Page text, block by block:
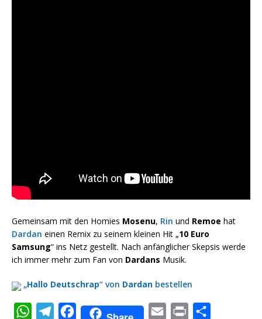
Gemeinsam mit den Homies Mosenu, Rin und Remoe hat
Dardan einen Remix zu seinem kleinen Hit „10 Euro
Samsung“ ins Netz gestellt. Nach anfänglicher Skepsis werde
ich immer mehr zum Fan von Dardans Musik.
„Hallo Deutschrap“ von Dardan bestellen
W